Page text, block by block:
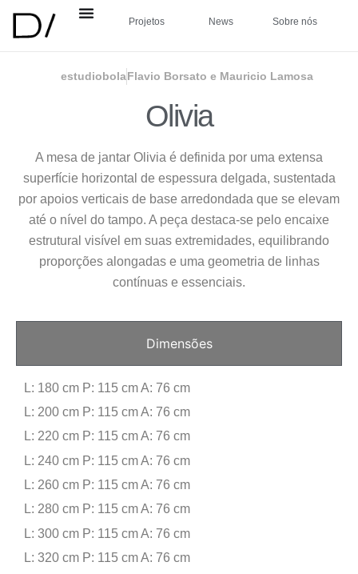
Projetos News Sobre nós
estudiobolaFlavio Borsato e Mauricio Lamosa
Olivia
A mesa de jantar Olivia é definida por uma extensa
superfície horizontal de espessura delgada, sustentada
por apoios verticais de base arredondada que se elevam
até o nível do tampo. A peça destaca-se pelo encaixe
estrutural visível em suas extremidades, equilibrando
proporções alongadas e uma geometria de linhas
contínuas e essenciais.
Dimensões
L: 180 cm P: 115 cm A: 76 cm
L: 200 cm P: 115 cm A: 76 cm
L: 220 cm P: 115 cm A: 76 cm
L: 240 cm P: 115 cm A: 76 cm
L: 260 cm P: 115 cm A: 76 cm
L: 280 cm P: 115 cm A: 76 cm
L: 300 cm P: 115 cm A: 76 cm
L: 320 cm P: 115 cm A: 76 cm